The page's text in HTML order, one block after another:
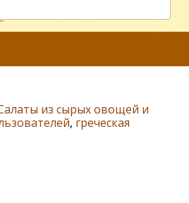
из сырых овощей и
, греческая